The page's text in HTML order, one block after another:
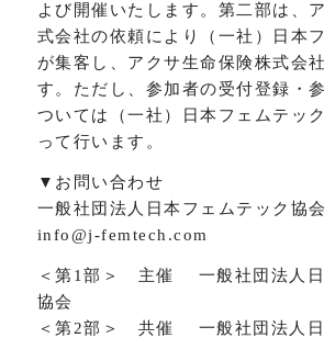
よび開催いたします。第二部は、
式会社の依頼により（一社）日本
が集客し、アクサ生命保険株式会
す。ただし、参加者の受付登録・
ついては（一社）日本フェムテッ
って行います。
▼お問い合わせ
一般社団法人日本フェムテック協会
info@j-femtech.com
＜第1部＞ 主催 一般社団法人日
協会
＜第2部＞ 共催 一般社団法人日